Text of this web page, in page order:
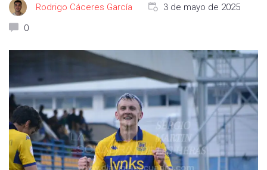
Rodrigo Cáceres García
3 de mayo de 2025
0